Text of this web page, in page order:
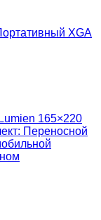
XGA
165×220
Переносной